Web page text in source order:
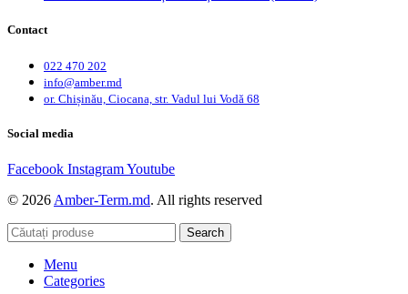
Contact
022 470 202
info@amber.md
or. Chișinău, Ciocana, str. Vadul lui Vodă 68
Social media
Facebook InstagramYoutube
© 2026 Amber-Term.md. All rights reserved
Search
Menu
Categories